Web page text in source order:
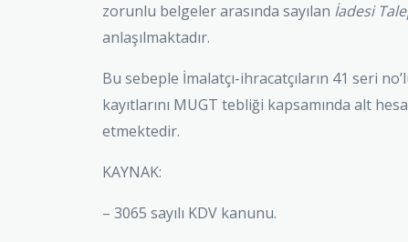
zorunlu belgeler arasında sayılan İadesi
anlaşılmaktadır.
Bu sebeple İmalatçı-ihracatçıların 41 seri
kayıtlarını MUGT tebliği kapsamında alt
etmektedir.
KAYNAK:
– 3065 sayılı KDV kanunu.